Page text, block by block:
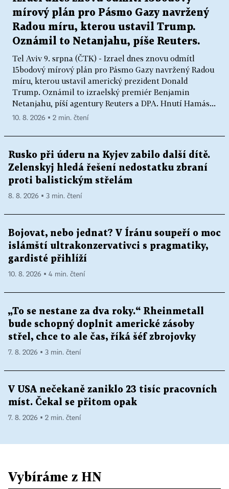
mírový plán pro Pásmo Gazy navržený
Radou míru, kterou ustavil Trump.
Oznámil to Netanjahu, píše Reuters.
Tel Aviv 9. srpna (ČTK) - Izrael dnes znovu odmítl
15bodový mírový plán pro Pásmo Gazy navržený Radou
míru, kterou ustavil americký prezident Donald
Trump. Oznámil to izraelský premiér Benjamin
Netanjahu, píší agentury Reuters a DPA. Hnutí Hamás...
10. 8. 2026 ▪ 2 min. čtení
Rusko při úderu na Kyjev zabilo další dítě.
Zelenskyj hledá řešení nedostatku zbraní
proti balistickým střelám
8. 8. 2026 ▪ 3 min. čtení
Bojovat, nebo jednat? V Íránu soupeří o moc
islámští ultrakonzervativci s pragmatiky,
gardisté přihlíží
10. 8. 2026 ▪ 4 min. čtení
„To se nestane za dva roky.“ Rheinmetall
bude schopný doplnit americké zásoby
střel, chce to ale čas, říká šéf zbrojovky
7. 8. 2026 ▪ 3 min. čtení
V USA nečekaně zaniklo 23 tisíc pracovních
míst. Čekal se přitom opak
7. 8. 2026 ▪ 2 min. čtení
Vybíráme z HN